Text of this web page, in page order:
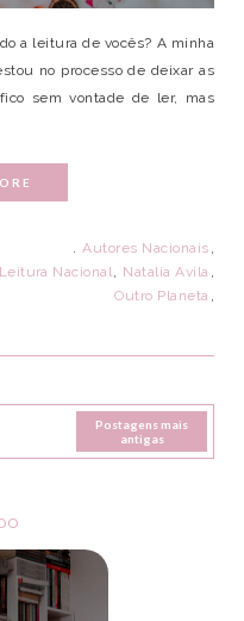
a leitura de vocês? A minha
no processo de deixar as
sem vontade de ler, mas
. Autores Nacionais ,
Leitura Nacional, Natalia Avila ,
Outro Planeta ,
Postagens mais
antigas